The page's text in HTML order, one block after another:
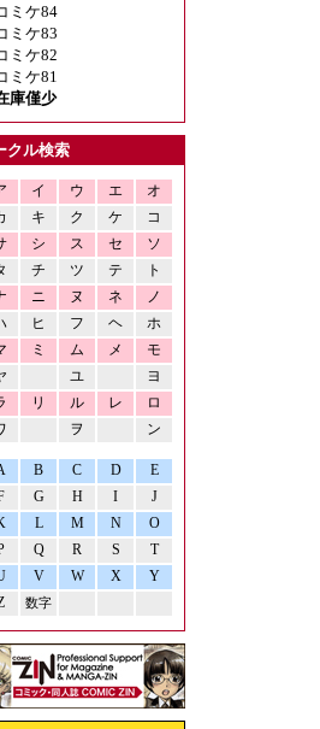
ミケ84
ミケ83
ミケ82
ミケ81
庫僅少
クル検索
イ ウ エ
オ
キ ク ケ
コ
シ ス セ
ソ
チ ツ テ
ト
ニ ヌ ネ
ノ
ヒ フ ヘ
ホ
ミ ム メ
モ
ユ
ヨ
リ ル レ
ロ
ヲ ン
B C D
E
G H I
J
L M N
O
Q R S
T
V W X
Y
数字